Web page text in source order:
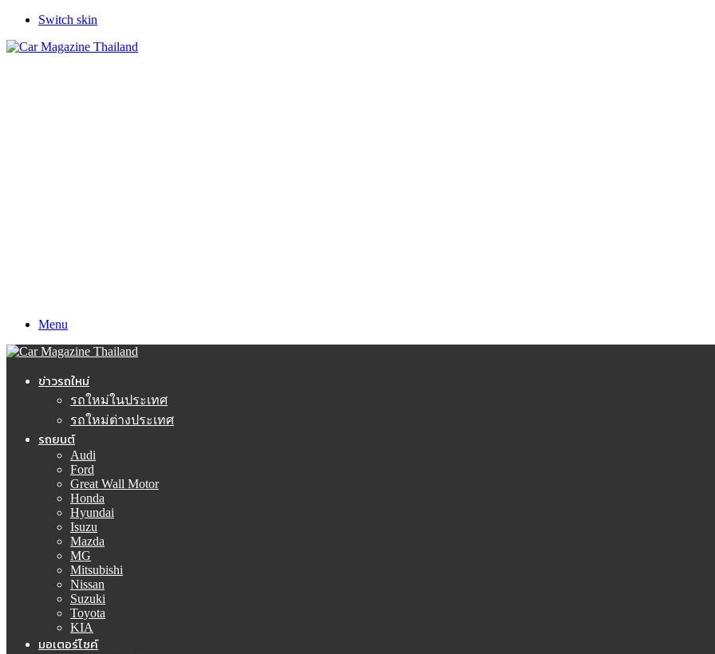
Switch skin
Menu
ข่าวรถใหม่
รถใหม่ในประเทศ
รถใหม่ต่างประเทศ
รถยนต์
Audi
Ford
Great Wall Motor
Honda
Hyundai
Isuzu
Mazda
MG
Mitsubishi
Nissan
Suzuki
Toyota
KIA
มอเตอร์ไซค์